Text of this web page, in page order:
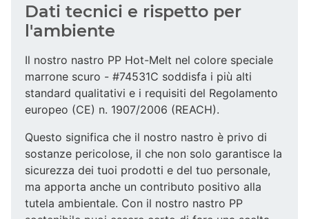
Dati tecnici e rispetto per
l'ambiente
Il nostro nastro PP Hot-Melt nel colore speciale
marrone scuro - #74531C soddisfa i più alti
standard qualitativi e i requisiti del Regolamento
europeo (CE) n. 1907/2006 (REACH).
Questo significa che il nostro nastro è privo di
sostanze pericolose, il che non solo garantisce la
sicurezza dei tuoi prodotti e del tuo personale,
ma apporta anche un contributo positivo alla
tutela ambientale. Con il nostro nastro PP